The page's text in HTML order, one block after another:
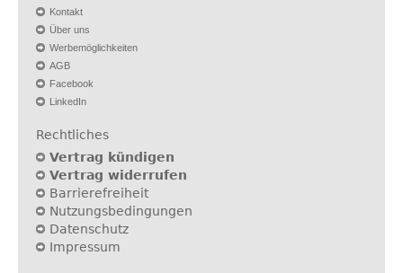
Kontakt
Über uns
Werbemöglichkeiten
AGB
Facebook
LinkedIn
Rechtliches
Vertrag kündigen
Vertrag widerrufen
Barrierefreiheit
Nutzungsbedingungen
Datenschutz
Impressum